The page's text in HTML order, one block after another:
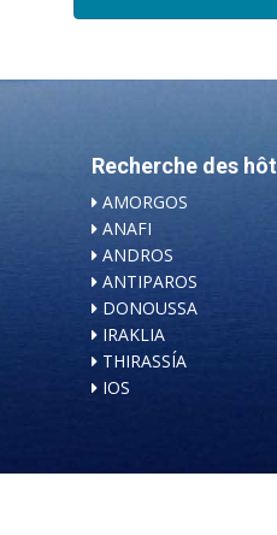
Recherche des
AMORGOS
ANAFI
ANDROS
ANTIPAROS
DONOUSSA
IRAKLIA
THIRASSÍA
IOS